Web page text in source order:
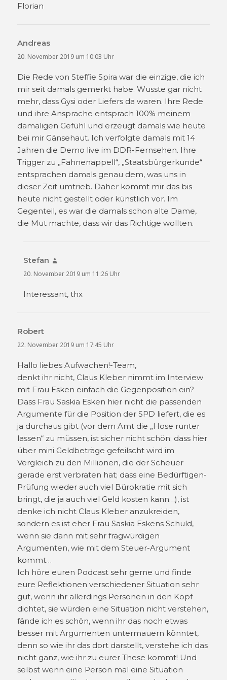
Florian
Andreas
20. November 2019 um 10:03 Uhr
Die Rede von Steffie Spira war die einzige, die ich
mir seit damals gemerkt habe. Wusste gar nicht
mehr, dass Gysi oder Liefers da waren. Ihre Rede
und ihre Ansprache entsprach 100% meinem
damaligen Gefühl und erzeugt damals wie heute
bei mir Gänsehaut. Ich verfolgte damals mit 14
Jahren die Demo live im DDR-Fernsehen. Ihre
Trigger zu „Fahnenappell“, „Staatsbürgerkunde“
entsprachen damals genau dem, was uns in
dieser Zeit umtrieb. Daher kommt mir das bis
heute nicht gestellt oder künstlich vor. Im
Gegenteil, es war die damals schon alte Dame,
die Mut machte, dass wir das Richtige wollten.
Stefan
20. November 2019 um 11:26 Uhr
Interessant, thx
Robert
22. November 2019 um 17:45 Uhr
Hallo liebes Aufwachen!-Team,
denkt ihr nicht, Claus Kleber nimmt im Interview
mit Frau Esken einfach die Gegenposition ein?
Dass Frau Saskia Esken hier nicht die passenden
Argumente für die Position der SPD liefert, die es
ja durchaus gibt (vor dem Amt die „Hose runter
lassen“ zu müssen, ist sicher nicht schön; dass hier
über mini Geldbeträge gefeilscht wird im
Vergleich zu den Millionen, die der Scheuer
gerade erst verbraten hat; dass eine Bedürftigen-
Prüfung wieder auch viel Bürokratie mit sich
bringt, die ja auch viel Geld kosten kann…), ist
denke ich nicht Claus Kleber anzukreiden,
sondern es ist eher Frau Saskia Eskens Schuld,
wenn sie dann mit sehr fragwürdigen
Argumenten, wie mit dem Steuer-Argument
kommt…
Ich höre euren Podcast sehr gerne und finde
eure Reflektionen verschiedener Situation sehr
gut, wenn ihr allerdings Personen in den Kopf
dichtet, sie würden eine Situation nicht verstehen,
fände ich es schön, wenn ihr das noch etwas
besser mit Argumenten untermauern könntet,
denn so wie ihr das dort darstellt, verstehe ich das
nicht ganz, wie ihr zu eurer These kommt! Und
selbst wenn eine Person mal eine Situation